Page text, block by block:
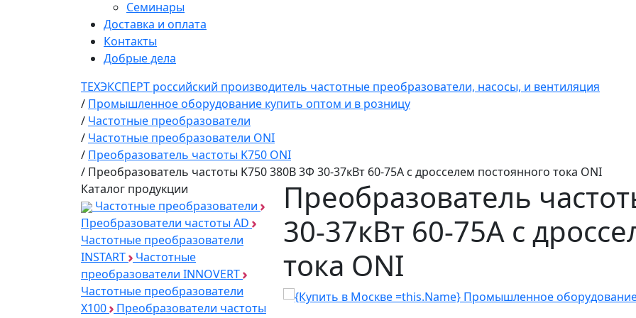
Семинары
Доставка и оплата
Контакты
Добрые дела
ТЕХЭКСПЕРТ российский производитель частотные преобразователи, насосы, и вентиляция
/ Промышленное оборудование купить оптом и в розницу
/ Частотные преобразователи
/ Частотные преобразователи ONI
/ Преобразователь частоты K750 ONI
/ Преобразователь частоты K750 380В 3Ф 30-37кВт 60-75А с дросселем постоянного тока ONI
Каталог продукции
Частотные преобразователи
Преобразователи частоты AD
Частотные преобразователи
INSTART
Частотные
преобразователи INNOVERT
Частотные преобразователи
Х100
Преобразователи частоты
Преобразователь
30-37кВт 60-75А с
тока ONI